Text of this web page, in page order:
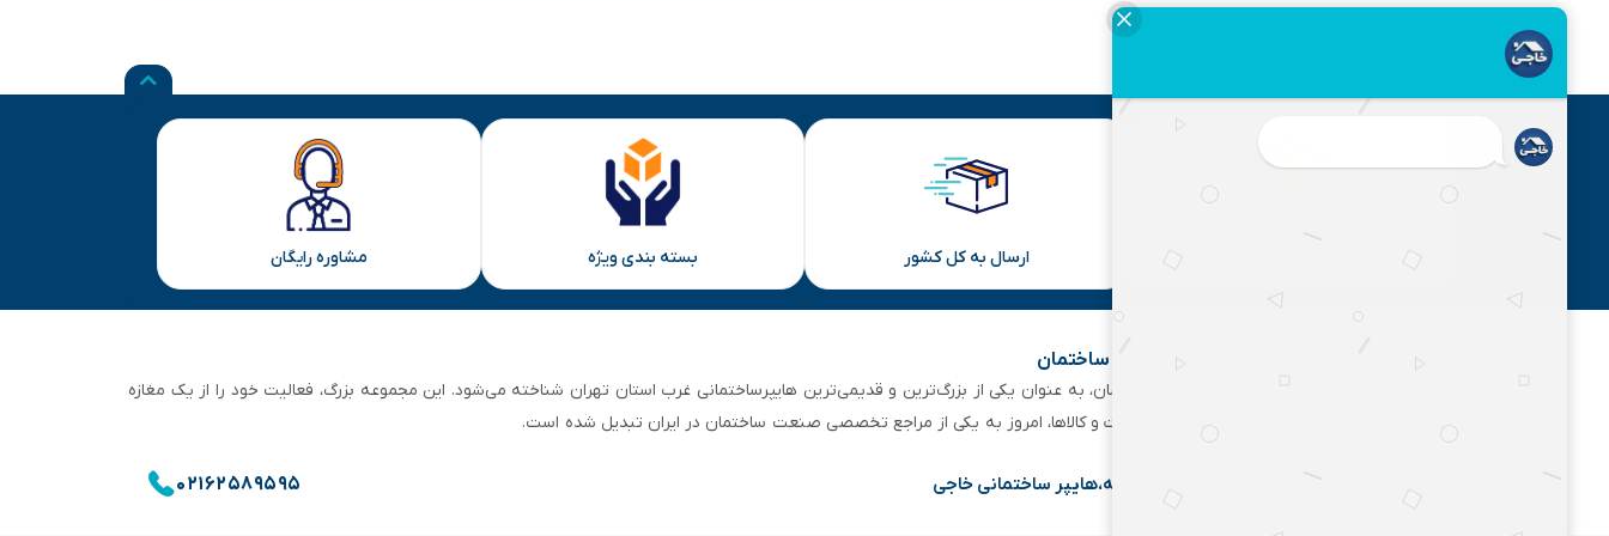
ارسال به کل کشور بسته بندی ویژه مشاوره رایگان
هایپر ساختمانی خاجی‌ کالا | قیمت و خرید لوازم ساختمان
هایپر ساختمانی خاجی‌ با بیش از ۵۰ سال سابقه‌ درخشان، به عنوان یکی از بزرگ‌ترین و قدیمی‌ترین هایپرساختمانی‌ غرب استان تهران شناخته می‌شود. این مجموعه بزرگ، فعالیت خود را از یک مغازه
ابزارفروشی کوچک آغاز کرد و با گسترش تدریجی خدمات و کالاها، امروز به یکی از مراجع تخصصی صنعت ساختمان در ایران تبدیل شده است.
آدرس:جاده شهریار به ملارد،بعد از شهرک جعفریه،هایپر ساختمانی خاجی ۰۲۱۶۲۵۸۹۵۹۵